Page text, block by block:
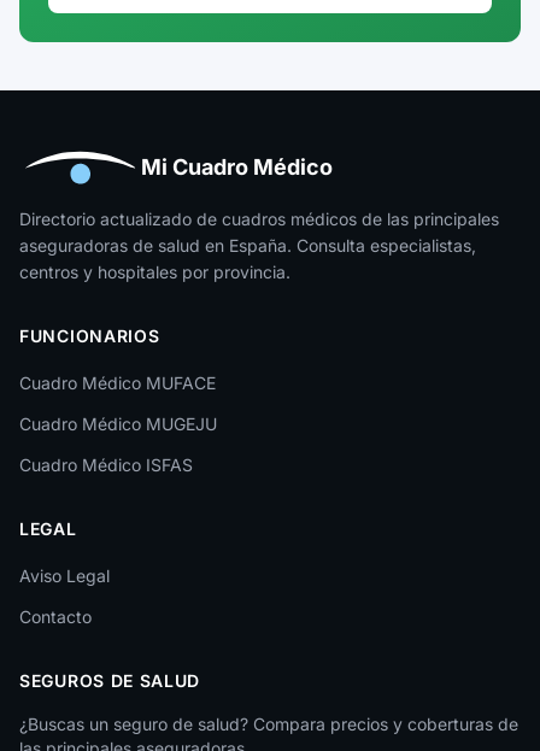
Mi Cuadro Médico
Directorio actualizado de cuadros médicos de las principales
aseguradoras de salud en España. Consulta especialistas,
centros y hospitales por provincia.
FUNCIONARIOS
Cuadro Médico MUFACE
Cuadro Médico MUGEJU
Cuadro Médico ISFAS
LEGAL
Aviso Legal
Contacto
SEGUROS DE SALUD
¿Buscas un seguro de salud? Compara precios y coberturas de